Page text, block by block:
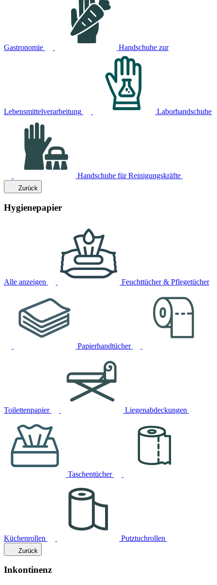
Gastronomie Handschuhe zur
Lebensmittelverarbeitung Laborhandschuhe
Handschuhe für Reinigungskräfte
Zurück
Hygienepapier
Alle anzeigen Feuchttücher & Pflegetücher
Papierhandtücher
Toilettenpapier Liegenabdeckungen
Taschentücher
Küchenrollen Putztuchrollen
Zurück
Inkontinenz